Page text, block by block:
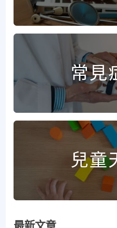
常見
兒童